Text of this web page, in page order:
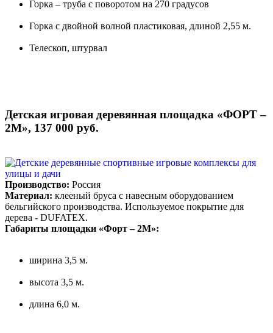
Горка – труба с поворотом на 270 градусов
Горка с двойной волной пластиковая, длиной 2,55 м.
Телескоп, штурвал
Детская игровая деревянная площадка «ФОРТ –
2М», 137 000 руб.
Производство: Россия
Материал: клееный бруса с навесным оборудованием
бельгийского производства. Используемое покрытие для
дерева - DUFATEX.
Габариты площадки «Форт – 2М»:
ширина 3,5 м.
высота 3,5 м.
длина 6,0 м.